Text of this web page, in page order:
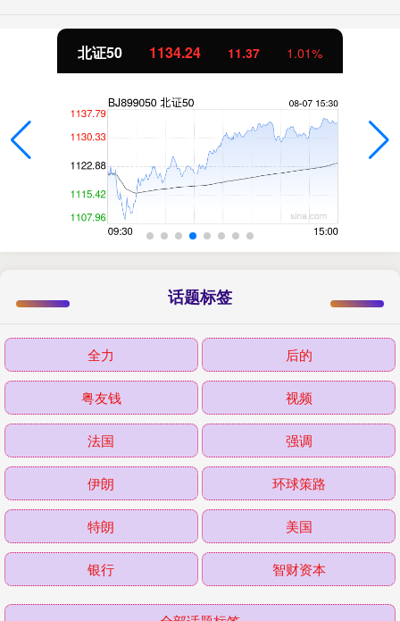
北证50 1134.24 11.37 1.01%
话题标签
全力 后的
粤友钱 视频
法国 强调
伊朗 环球策路
特朗 美国
银行 智财资本